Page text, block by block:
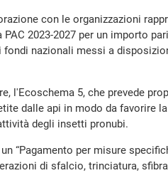
con le organizzazioni
2023-2027 per un importo
nazionali messi a
l'Ecoschema 5, che prevede
dalle api in modo da favorire
degli insetti pronubi.
“Pagamento per misure
di sfalcio, trinciatura,